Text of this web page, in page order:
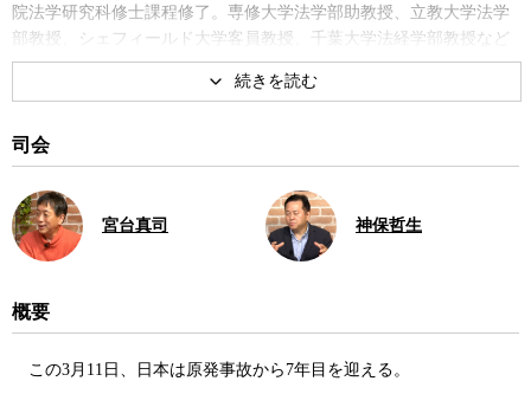
院法学研究科修士課程修了。専修大学法学部助教授、立教大学法学
部教授、シェフィールド大学客員教授、千葉大学法経学部教授など
を経て2011年より現職。公益財団法人後藤・安田記念東京都市研究
所理事長を兼務。著書に『司法よ!おまえにも罪がある─原発訴訟と
著書
司会
宮台真司 神保哲生
概要
この3月11日、日本は原発事故から7年目を迎える。